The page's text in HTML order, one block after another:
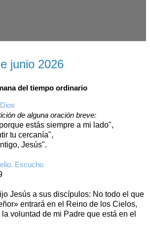
junio 2026
del tiempo ordinario
de alguna oración breve:
estás siempre a mi lado",
tu cercanía",
Jesús".
Escucho
Jesús a sus discípulos: No todo el que
entrará en el Reino de los Cielos,
voluntad de mi Padre que está en el